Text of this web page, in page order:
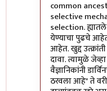
common
selective
selection.
येण्याचा पुढचे
आहेत. खुद्द
दावा. त्यामुळे
वैज्ञानिकांनी
ठरवला आहे" ते